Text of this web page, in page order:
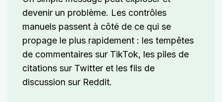
devenir un problème. Les contrôles
manuels passent à côté de ce qui se
propage le plus rapidement : les tempêtes
de commentaires sur TikTok, les piles de
citations sur Twitter et les fils de
discussion sur Reddit.